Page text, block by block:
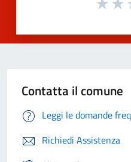
Contatta il comune
Leggi le domande
Richiedi Assistenza